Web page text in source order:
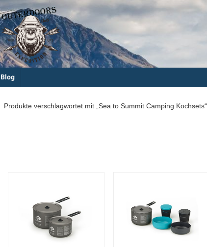
Blog
Produkte verschlagwortet mit „Sea to Summit Camping Kochsets“